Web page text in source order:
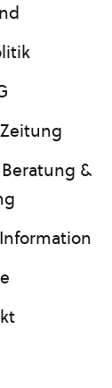
Zeitung
&